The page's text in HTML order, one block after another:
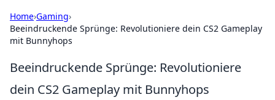
Home›Gaming›
Beeindruckende Sprünge: Revolutioniere dein CS2 Gameplay
mit Bunnyhops
Beeindruckende Sprünge: Revolutioniere
dein CS2 Gameplay mit Bunnyhops